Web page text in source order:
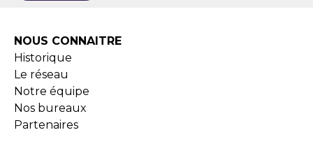
NOUS CONNAITRE
Historique
Le réseau
Notre équipe
Nos bureaux
Partenaires